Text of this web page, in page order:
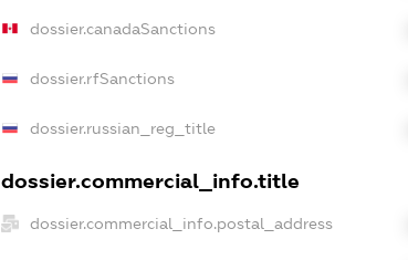
dossier.canadaSanctions
dossier.rfSanctions
dossier.russian_reg_title
dossier.commercial_info.title
dossier.commercial_info.postal_address